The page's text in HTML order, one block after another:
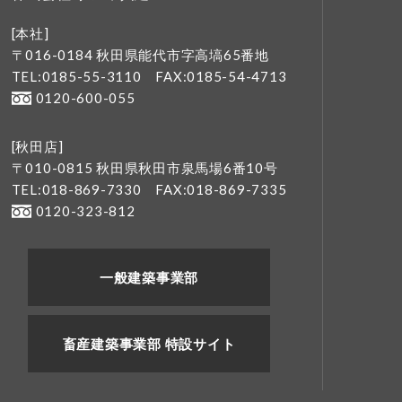
[本社]
〒016-0184 秋田県能代市字高塙65番地
TEL:0185-55-3110
FAX:0185-54-4713
0120-600-055
[秋田店]
〒010-0815 秋田県秋田市泉馬場6番10号
TEL:018-869-7330
FAX:018-869-7335
0120-323-812
一般建築事業部
畜産建築事業部 特設サイト